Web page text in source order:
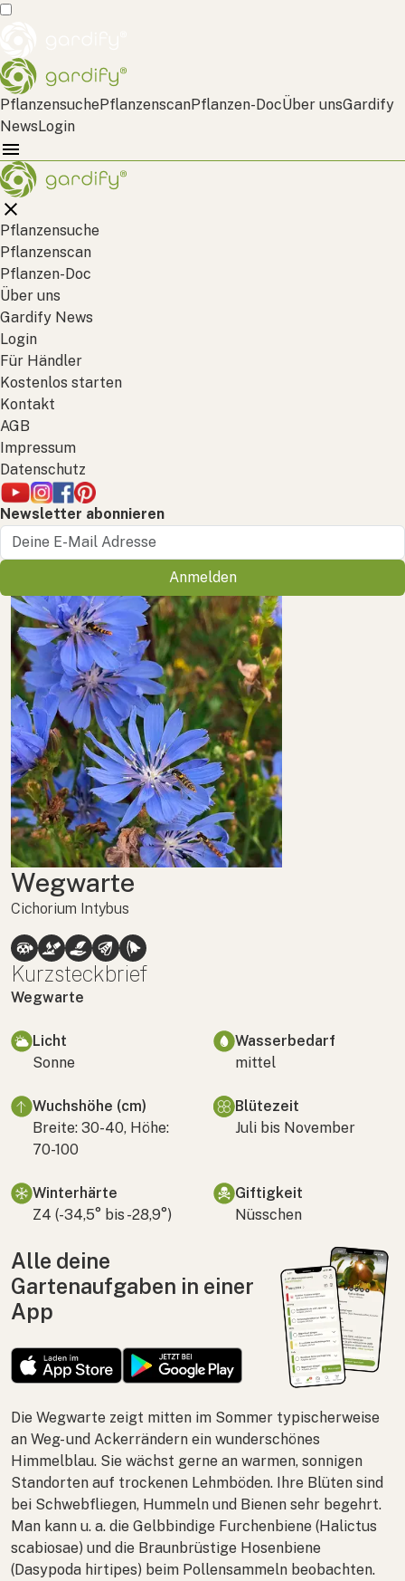
PflanzensuchePflanzenscanPflanzen-DocÜber unsGardify
NewsLogin
Pflanzensuche
Pflanzenscan
Pflanzen-Doc
Über uns
Gardify News
Login
Für Händler
Kostenlos starten
Kontakt
AGB
Impressum
Datenschutz
Newsletter abonnieren
Anmelden
Wegwarte
Cichorium Intybus
Kurzsteckbrief
Wegwarte
Licht
Sonne
Wasserbedarf
mittel
Wuchshöhe (cm)
Breite: 30-40, Höhe:
70-100
Blütezeit
Juli bis November
Winterhärte
Z4 (-34,5° bis -28,9°)
Giftigkeit
Nüsschen
Alle deine
Gartenaufgaben in einer
App
Die Wegwarte zeigt mitten im Sommer typischerweise
an Weg- und Ackerrändern ein wunderschönes
Himmelblau. Sie wächst gerne an warmen, sonnigen
Standorten auf trockenen Lehmböden. Ihre Blüten sind
bei Schwebfliegen, Hummeln und Bienen sehr begehrt.
Man kann u. a. die Gelbbindige Furchenbiene (Halictus
scabiosae) und die Braunbrüstige Hosenbiene
(Dasypoda hirtipes) beim Pollensammeln beobachten.